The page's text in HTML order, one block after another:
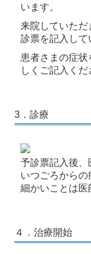
います。
来院していただ
診票を記入して
患者さまの症
しくご記入くだ
3．診療
予診票記入後、
いつごろからの
細かいことは医
４．治療開始